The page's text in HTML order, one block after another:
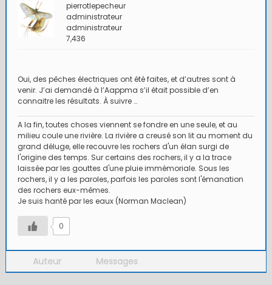
pierrotlepecheur
administrateur
administrateur
7,436
Oui, des pêches électriques ont été faites, et d’autres sont à
venir. J’ai demandé à l’Aappma s’il était possible d’en
connaitre les résultats. À suivre …
A la fin, toutes choses viennent se fondre en une seule, et au
milieu coule une rivière. La rivière a creusé son lit au moment du
grand déluge, elle recouvre les rochers d'un élan surgi de
l'origine des temps. Sur certains des rochers, il y a la trace
laissée par les gouttes d'une pluie immémoriale. Sous les
rochers, il y a les paroles, parfois les paroles sont l'émanation
des rochers eux-mêmes.
Je suis hanté par les eaux (Norman Maclean)
0
Auteur Messages